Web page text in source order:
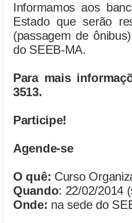
Informamos aos
Estado que serão
(passagem de
do SEEB-MA.
Para mais
3513.
Participe!
Agende-se
O quê: Curso
Quando: 22/02/2014
Onde: na sede do